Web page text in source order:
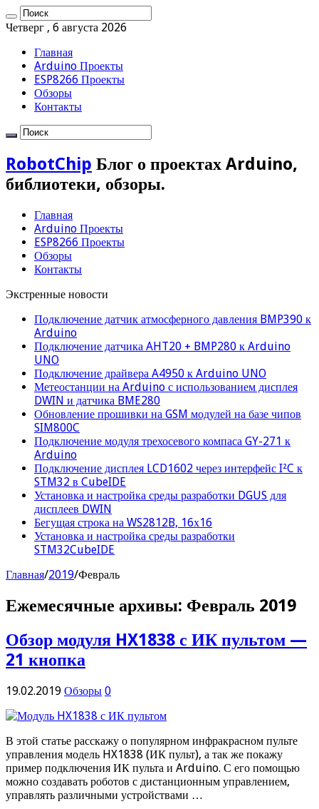
Четверг , 6 августа 2026
Главная
Arduino Проекты
ESP8266 Проекты
Обзоры
Контакты
RobotChip Блог о проектах Arduino,
библиотеки, обзоры.
Главная
Arduino Проекты
ESP8266 Проекты
Обзоры
Контакты
Экстренные новости
Подключение датчик атмосферного давления BMP390 к
Arduino
Подключение датчика AHT20 + BMP280 к Arduino
UNO
Подключение драйвера A4950 к Arduino UNO
Метеостанции на Arduino с использованием дисплея
DWIN и датчика BME280
Обновление прошивки на GSM модулей на базе чипов
SIM800C
Подключение модуля трехосевого компаса GY-271 к
Arduino
Подключение дисплея LCD1602 через интерфейс I²C к
STM32 в CubeIDE
Установка и настройка среды разработки DGUS для
дисплеев DWIN
Бегущая строка на WS2812B, 16х16
Установка и настройка среды разработки
STM32CubeIDE
Главная/2019/Февраль
Ежемесячные архивы: Февраль 2019
Обзор модуля HX1838 с ИК пультом —
21 кнопка
19.02.2019 Обзоры 0
В этой статье расскажу о популярном инфракрасном пульте
управления модель HX1838 (ИК пульт), а так же покажу
пример подключения ИК пульта и Arduino. С его помощью
можно создавать роботов с дистанционным управлением,
управлять различными устройствами …